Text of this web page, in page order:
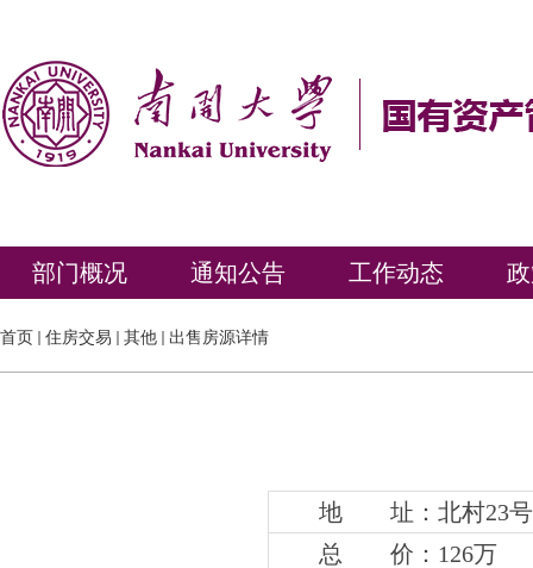
部门概况 通知公告 工作动态
首页 住房交易 其他 出售房源详情
地 址：北村23号
总 价：126万